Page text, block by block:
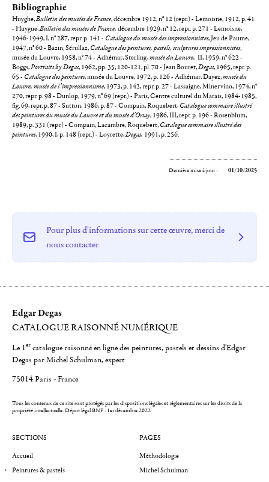
Bibliographie
Huyghe,Bulletin des musées de France, décembre 1912, n° 12 (repr.) - Lemoisne, 1912, p. 41
- Huygue,Bulletin des musées de France, décembre 1929, n° 12, repr. p. 271 - Lemoisne,
1946-1949, I, n° 287, repr. p. 141 - Catalogue du musée des impressionnistes, Jeu de Paume,
1947, n° 60 - Bazin, Sérullaz, Catalogue des peintures, pastels, sculptures impressionnistes,
musée du Louvre, 1958, n° 74 - Adhémar, Sterling,musée du Louvre, II, 1959, n° 622 -
Boggs,Portraits by Degas, 1962, pp. 35, 120-121, pl. 70 - Jean Bouret,Degas, 1965, repr. p.
65 - Catalogue des peintures, musée du Louvre, 1972, p. 126 - Adhémar, Dayez,musée du
Louvre, musée de l’impressionnisme, 1973, p. 142, repr. p. 27 - Lassaigne, Minervino, 1974, n°
270, repr. p. 98 - Dunlop, 1979, n° 69 (repr.) - Paris, Centre culturel du Marais, 1984-1985,
fig. 69, repr. p. 87 - Sutton, 1986, p. 87 - Compain, Roquebert, Catalogue sommaire illustré
des peintures du musée du Louvre et du musée d'Orsay, 1986, III, repr. p. 196 - Rosenblum,
1989, p. 331 (repr.) - Compain, Lacambre, Roquebert, Catalogue sommaire illustré des
peintures, 1990, I, p. 148 (repr.) - Loyrette,Degas, 1991, p. 256.
Dernière mise à jour : 01/10/2025
Pour plus d'informations sur cette œuvre, merci de
nous contacter
Edgar Degas
CATALOGUE RAISONNÉ NUMÉRIQUE
Le 1er catalogue raisonné en ligne des peintures, pastels et dessins d'Edgar
Degas par Michel Schulman, expert
75014 Paris - France
Tous les contenus de ce site sont protégés par les dispositions légales et réglementaires sur les droits de la
propriété intellectuelle.Dépot légal BNF : 1er décembre 2022
SECTIONS
Accueil
Peintures & pastels
PAGES
Méthodologie
Michel Schulman